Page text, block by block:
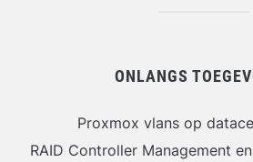
ONLANGS
Proxmox vlans op
RAID Controller Management